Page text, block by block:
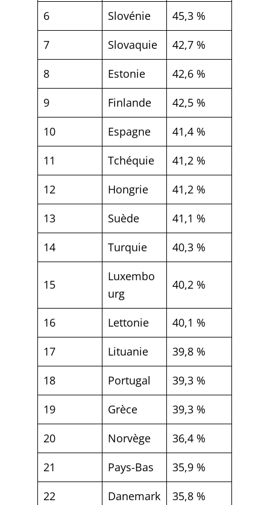
6
Slovénie
45,3 %
7
Slovaquie
42,7 %
8
Estonie
42,6 %
9
Finlande
42,5 %
10
Espagne
41,4 %
11
Tchéquie
41,2 %
12
Hongrie
41,2 %
13
Suède
41,1 %
14
Turquie 40,3 %
15
Luxembo
urg
40,2 %
16 Lettonie
40,1 %
17
Lituanie
39,8 %
18
Portugal
39,3 %
19
Grèce
39,3 %
20
Norvège
36,4 %
21
Pays-Bas
35,9 %
22
Danemark 35,8 %